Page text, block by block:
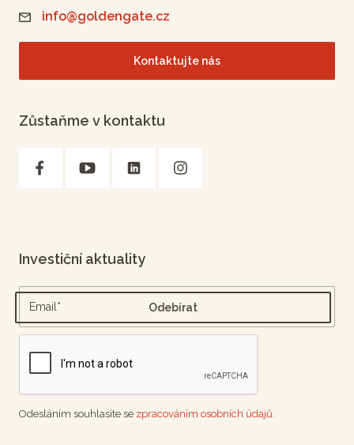
info@goldengate.cz
Kontaktujte nás
Zůstaňme v kontaktu
Investiční aktuality
Odesláním souhlasíte se zpracováním osobních údajů.